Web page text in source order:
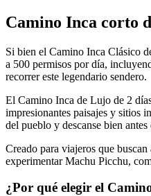
Camino Inca corto
Si bien el Camino Inca Clásico
a 500 permisos por día,
recorrer este legendario sendero.
El Camino Inca de Lujo de 2
impresionantes paisajes y sitios
del pueblo y descanse bien
Creado para viajeros que
experimentar Machu Picchu,
¿Por qué elegir el